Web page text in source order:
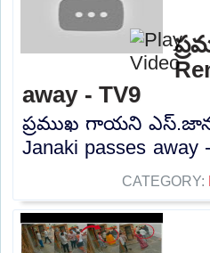
away - TV9
ప్రముఖ గాయని ఎస్‌.జానకి
Janaki passes away
CATEGORY: